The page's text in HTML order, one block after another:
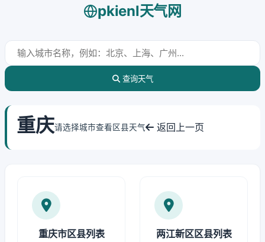
pkienl天气网
查询天气
重庆请选择城市查看区县天气 返回上一页
重庆市区县列表 两江新区区县列表